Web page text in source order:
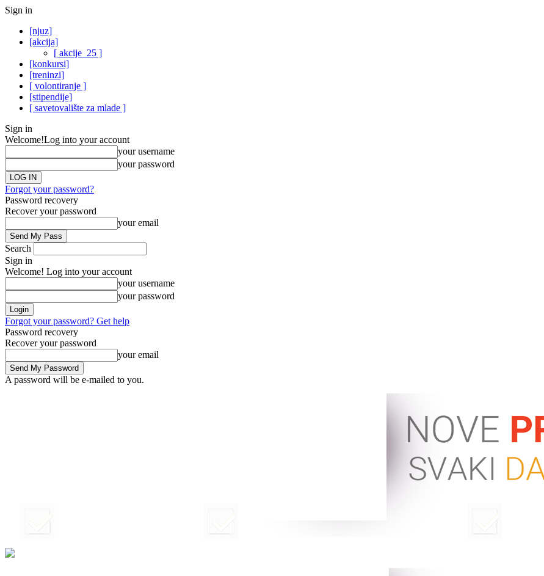
Sign in
[njuz]
[akcija]
[ akcije_25 ]
[konkursi]
[treninzi]
[ volontiranje ]
[stipendije]
[ savetovalište za mlade ]
Sign in
Welcome!Log into your account
your username
your password
Forgot your password?
Password recovery
Recover your password
your email
Search
Sign in
Welcome! Log into your account
your username
your password
Forgot your password? Get help
Password recovery
Recover your password
your email
A password will be e-mailed to you.